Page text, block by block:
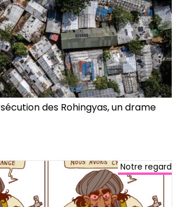
des Rohingyas, un drame
Notre regard